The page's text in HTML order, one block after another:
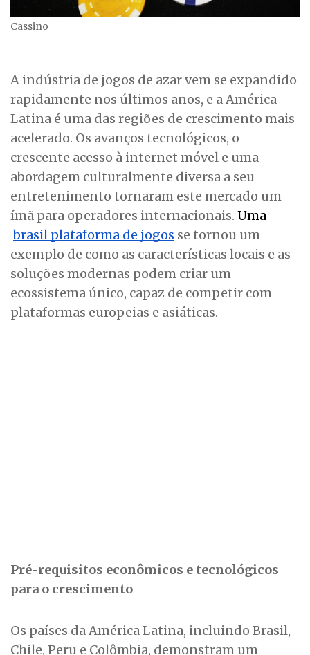
Cassino
A indústria de jogos de azar vem se expandido
rapidamente nos últimos anos, e a América
Latina é uma das regiões de crescimento mais
acelerado. Os avanços tecnológicos, o
crescente acesso à internet móvel e uma
abordagem culturalmente diversa a seu
entretenimento tornaram este mercado um
ímã para operadores internacionais. Uma
brasil plataforma de jogos se tornou um
exemplo de como as características locais e as
soluções modernas podem criar um
ecossistema único, capaz de competir com
plataformas europeias e asiáticas.
Pré-requisitos econômicos e tecnológicos
para o crescimento
Os países da América Latina, incluindo Brasil,
Chile, Peru e Colômbia, demonstram um